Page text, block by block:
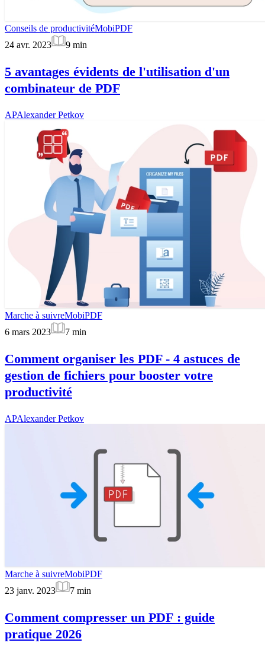
Conseils de productivitéMobiPDF
24 avr. 2023
9 min
5 avantages évidents de l'utilisation d'un
combinateur de PDF
APAlexander Petkov
Marche à suivreMobiPDF
6 mars 2023
7 min
Comment organiser les PDF - 4 astuces de
gestion de fichiers pour booster votre
productivité
APAlexander Petkov
Marche à suivreMobiPDF
23 janv. 2023
7 min
Comment compresser un PDF : guide
pratique 2026